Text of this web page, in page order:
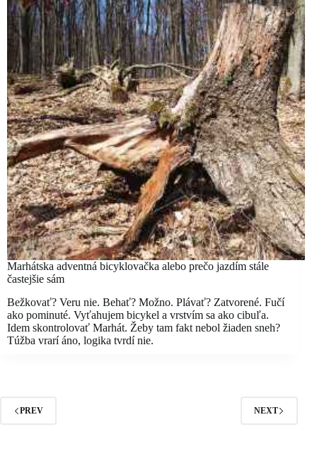
Marhátska adventná bicyklovačka alebo prečo jazdím stále
častejšie sám
Bežkovať? Veru nie. Behať? Možno. Plávať? Zatvorené. Fučí
ako pominuté. Vyťahujem bicykel a vrstvím sa ako cibuľa.
Idem skontrolovať Marhát. Žeby tam fakt nebol žiaden sneh?
Túžba vrarí áno, logika tvrdí nie.
PREV NEXT